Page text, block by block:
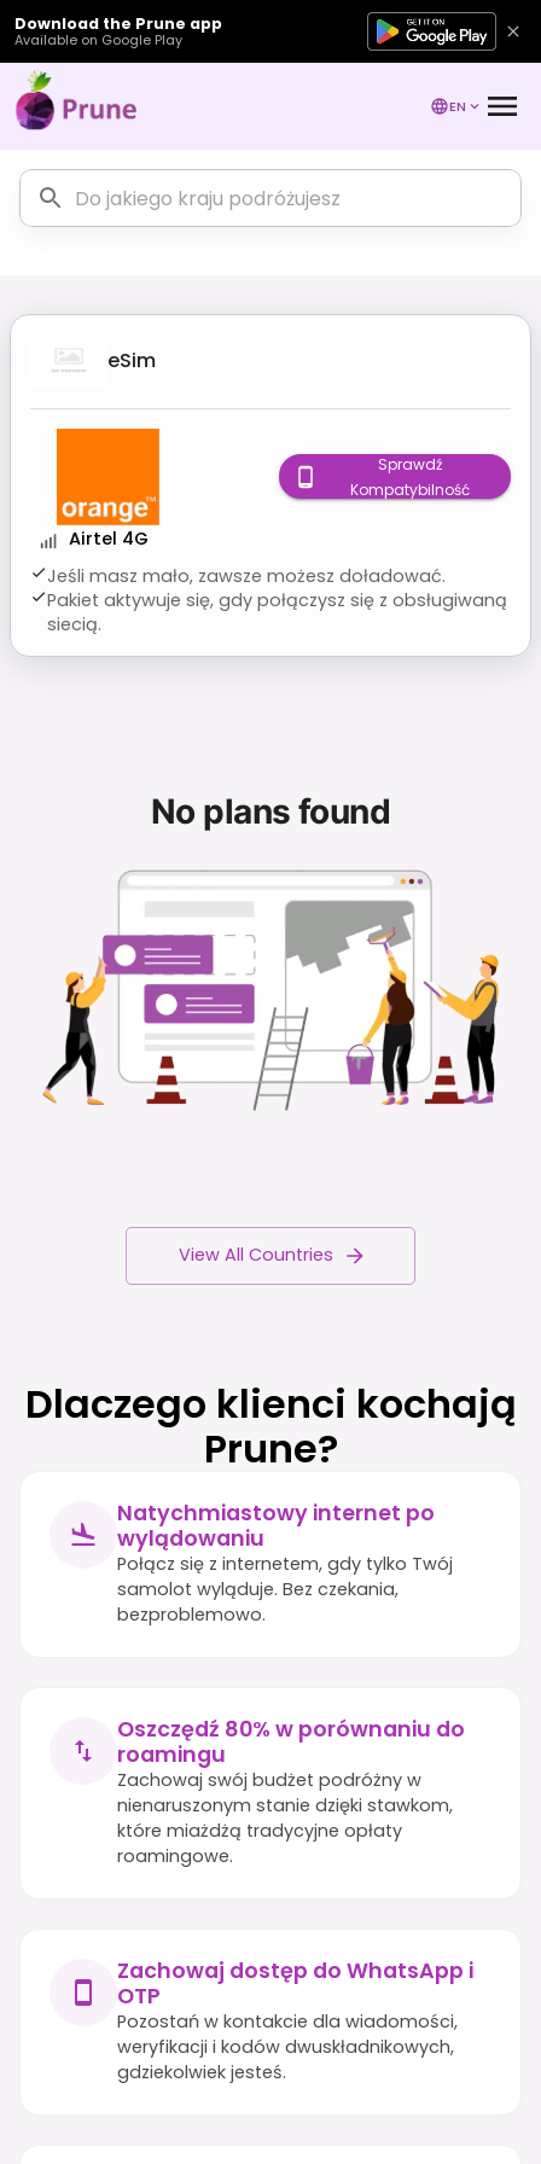
Download the Prune app
Available on Google Play
EN
eSim
Airtel 4G
Jeśli masz mało, zawsze możesz doładować.
Pakiet aktywuje się, gdy połączysz się z obsługiwaną
siecią.
Sprawdź
Kompatybilność
No plans found
View All Countries
Dlaczego klienci kochają
Prune?
Natychmiastowy internet po
wylądowaniu
Połącz się z internetem, gdy tylko Twój
samolot wyląduje. Bez czekania,
bezproblemowo.
Oszczędź 80% w porównaniu do
roamingu
Zachowaj swój budżet podróżny w
nienaruszonym stanie dzięki stawkom,
które miażdżą tradycyjne opłaty
roamingowe.
Zachowaj dostęp do WhatsApp i
OTP
Pozostań w kontakcie dla wiadomości,
weryfikacji i kodów dwuskładnikowych,
gdziekolwiek jesteś.